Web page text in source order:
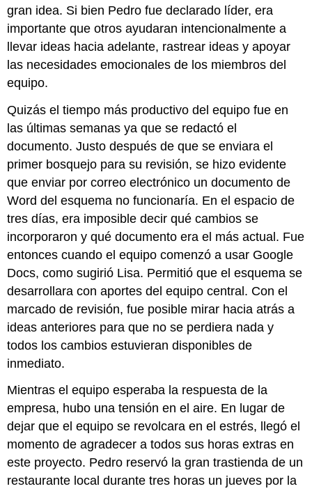
gran idea. Si bien Pedro fue declarado líder, era
importante que otros ayudaran intencionalmente a
llevar ideas hacia adelante, rastrear ideas y apoyar
las necesidades emocionales de los miembros del
equipo.
Quizás el tiempo más productivo del equipo fue en
las últimas semanas ya que se redactó el
documento. Justo después de que se enviara el
primer bosquejo para su revisión, se hizo evidente
que enviar por correo electrónico un documento de
Word del esquema no funcionaría. En el espacio de
tres días, era imposible decir qué cambios se
incorporaron y qué documento era el más actual. Fue
entonces cuando el equipo comenzó a usar Google
Docs, como sugirió Lisa. Permitió que el esquema se
desarrollara con aportes del equipo central. Con el
marcado de revisión, fue posible mirar hacia atrás a
ideas anteriores para que no se perdiera nada y
todos los cambios estuvieran disponibles de
inmediato.
Mientras el equipo esperaba la respuesta de la
empresa, hubo una tensión en el aire. En lugar de
dejar que el equipo se revolcara en el estrés, llegó el
momento de agradecer a todos sus horas extras en
este proyecto. Pedro reservó la gran trastienda de un
restaurante local durante tres horas un jueves por la